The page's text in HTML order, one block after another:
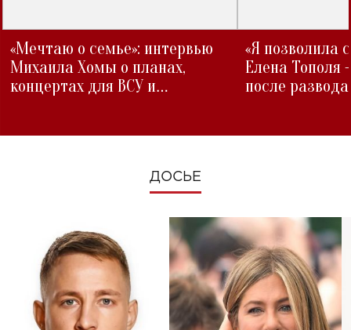
«Мечтаю о семье»: интервью
Михаила Хомы о планах,
концертах для ВСУ и
«Я позволила
Елена Тополя
после развода
ДОСЬЕ